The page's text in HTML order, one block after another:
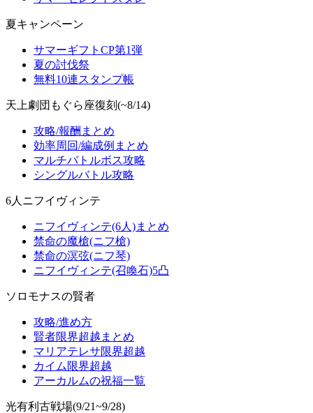
夏キャンペーン
サマーギフトCP第1弾
夏の討伐祭
無料10連スタンプ帳
天上劇団もぐら座復刻(~8/14)
攻略/報酬まとめ
効率周回/編成例まとめ
マルチバトルボス攻略
シングルバトル攻略
6人ニフイヴィンテ
ニフイヴィンテ(6人)まとめ
禁命の魔槍(ニフ槍)
禁命の溟弦(ニフ琴)
ニフイヴィンテ(召喚石)5凸
ソロモナスの賢者
攻略/進め方
賢者限界超越まとめ
マリアテレサ限界超越
カイム限界超越
アーカルムの祝福一覧
光有利古戦場(9/21~9/28)